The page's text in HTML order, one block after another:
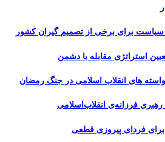
برخی از تصمیم گیران کشور
مقابله با دشمن
اسلامی در جنگ رمضان
انقلاب‌اسلامی
پیروزی قطعی